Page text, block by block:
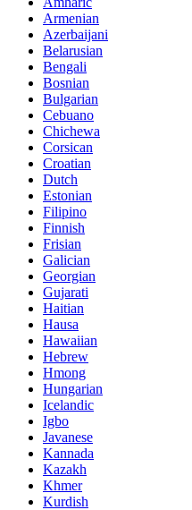
Armenian
Azerbaijani
Belarusian
Bengali
Bosnian
Bulgarian
Cebuano
Chichewa
Corsican
Croatian
Dutch
Estonian
Filipino
Finnish
Frisian
Galician
Georgian
Gujarati
Haitian
Hausa
Hawaiian
Hebrew
Hmong
Hungarian
Icelandic
Igbo
Javanese
Kannada
Kazakh
Khmer
Kurdish